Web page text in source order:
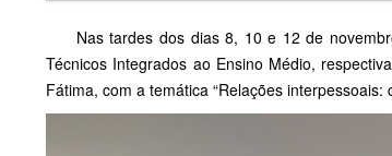
Nas tardes dos dias 8, 10 e 12 de
Técnicos Integrados ao Ensino Médio,
Fátima, com a temática “Relações